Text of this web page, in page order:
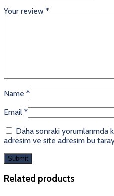
Your review *
Name *
Email *
Daha sonraki yorumlarımda
adresim ve site adresim bu
Related products